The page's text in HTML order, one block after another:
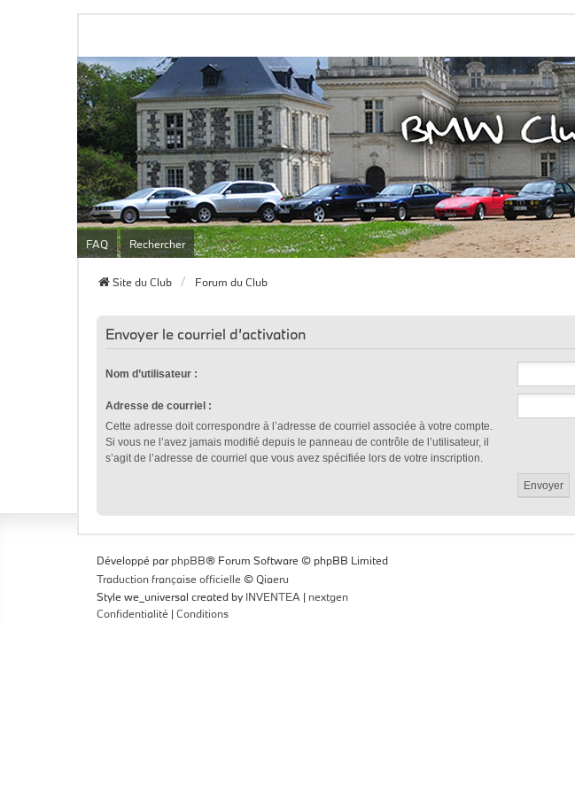
FAQ Rechercher
Site du Club Forum du Club
Envoyer le courriel d’activation
Nom d’utilisateur :
Adresse de courriel :
Cette adresse doit correspondre à l’adresse de courriel associée à votre compte.
Si vous ne l’avez jamais modifié depuis le panneau de contrôle de l’utilisateur, il
s’agit de l’adresse de courriel que vous avez spécifiée lors de votre inscription.
Développé parphpBB® Forum Software © phpBB Limited
Traduction française officielle ©Qiaeru
Style we_universal created byINVENTEA | nextgen
Confidentialité | Conditions